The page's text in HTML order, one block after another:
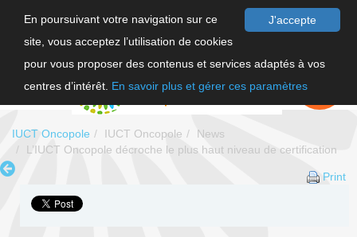
J'accepte
En poursuivant votre navigation sur ce
site, vous acceptez l’utilisation de cookies
pour vous proposer des contenus et services adaptés à vos
centres d’intérêt. En savoir plus et gérer ces paramètres
FAIRE UN
DON
IUCT Oncopole IUCT Oncopole
News
L’IUCT Oncopole décroche le plus haut niveau de certification
Print